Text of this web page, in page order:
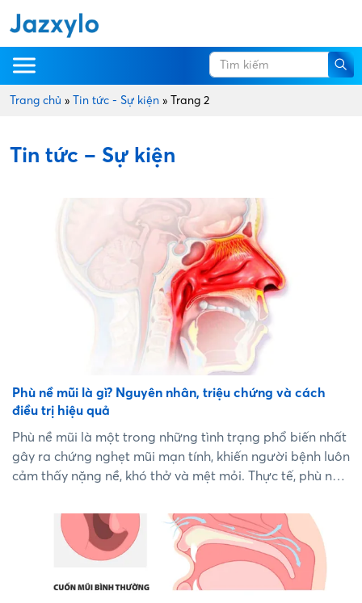
Trang chủ » Tin tức - Sự kiện » Trang 2
Tin tức – Sự kiện
Phù nề mũi là gì? Nguyên nhân, triệu chứng và cách
điều trị hiệu quả
Phù nề mũi là một trong những tình trạng phổ biến nhất
gây ra chứng nghẹt mũi mạn tính, khiến người bệnh luôn
cảm thấy nặng nề, khó thở và mệt mỏi. Thực tế, phù nề
mà còn có thể là dấu hiệu cảnh báo của nhiều bệnh lý
hô hấp phức tạp hơn. Việc hiểu đúng về cơ chế phù nề
và cách sử dụng các loại thuốc điều trị sẽ giúp bạn dứt
điểm cơn nghẹt mũi nhanh chóng và an toàn....